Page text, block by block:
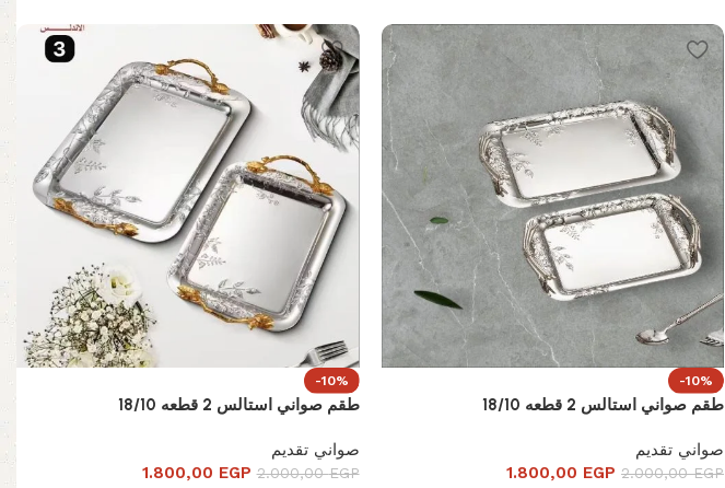
-10%
طقم صواني استالس 2 قطعه 18/10
صواني تقديم
2.000,00EGP
1.800,00 EGP
-10%
طقم صواني استالس 2 قطعه 18/10
صواني تقديم
2.000,00EGP
1.800,00 EGP